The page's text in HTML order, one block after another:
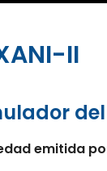
II
del
emitida